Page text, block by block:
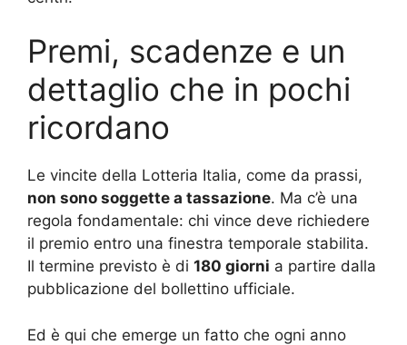
Premi, scadenze e un
dettaglio che in pochi
ricordano
Le vincite della Lotteria Italia, come da prassi,
non sono soggette a tassazione. Ma c’è una
regola fondamentale: chi vince deve richiedere
il premio entro una finestra temporale stabilita.
Il termine previsto è di 180 giorni a partire dalla
pubblicazione del bollettino ufficiale.
Ed è qui che emerge un fatto che ogni anno